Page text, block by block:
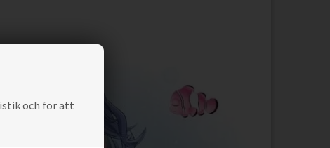
och för att